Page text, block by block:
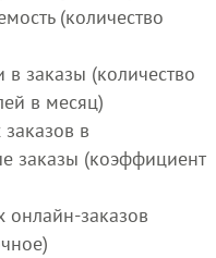
(количество
заказы (количество
в месяц)
в
заказы (коэффициент
онлайн-заказов